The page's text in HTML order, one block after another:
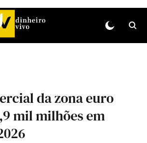
da zona euro
mil milhões em